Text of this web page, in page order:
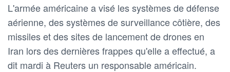
L'armée américaine a visé les systèmes de défense
aérienne, des systèmes de surveillance côtière, des
missiles et des sites de lancement de drones en
Iran lors des dernières frappes qu'elle a effectué, a
dit mardi à Reuters un responsable américain.